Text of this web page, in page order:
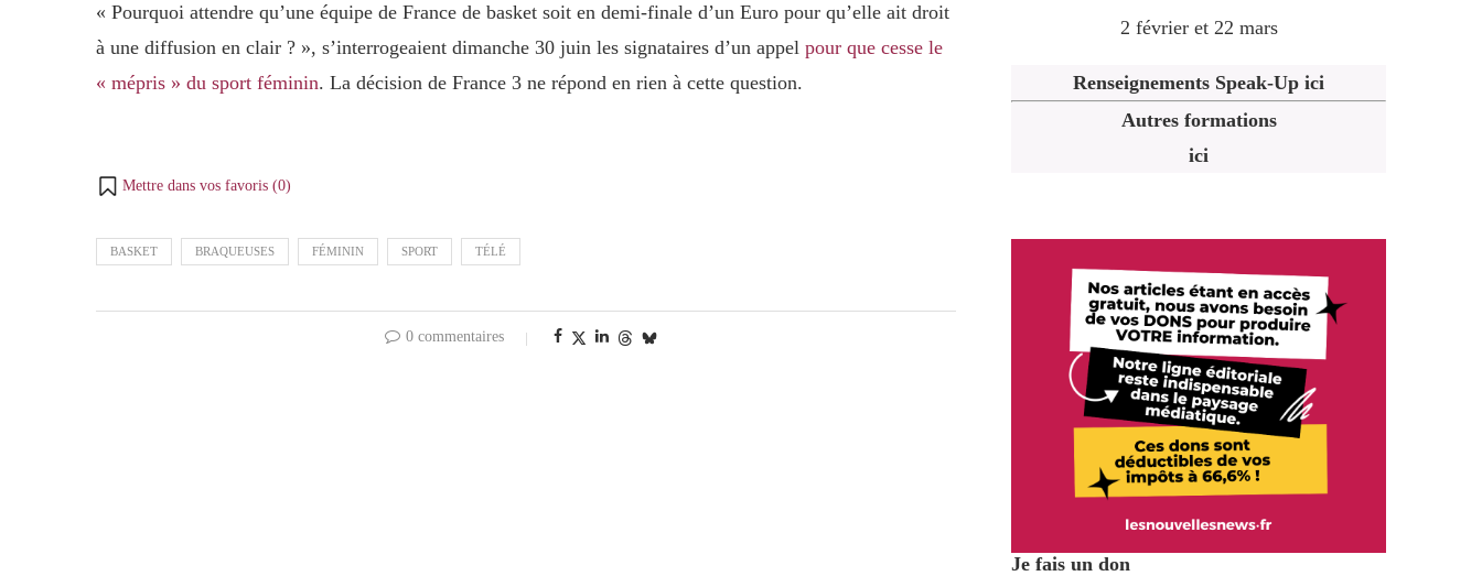
« Pourquoi attendre qu’une équipe de France de basket soit en demi-finale d’un Euro pour qu’elle ait droit
à une diffusion en clair ? », s’interrogeaient dimanche 30 juin les signataires d’un appel pour que cesse le
« mépris » du sport féminin. La décision de France 3 ne répond en rien à cette question.
Mettre dans vos favoris (0)
BASKET BRAQUEUSES FÉMININ SPORT TÉLÉ
0 commentaires
2 février et 22 mars
Renseignements Speak-Up ici
Autres formations
ici
Je fais un don